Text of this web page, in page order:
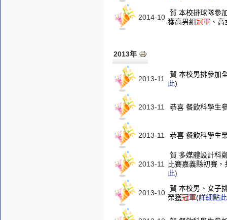
2014-10
賀 本校排球隊參
獲高男組冠軍 、
2013年
2013-11
賀 本校男排參加
此)
2013-11 恭喜 餐飲科學生
2013-11 恭喜 餐飲科學生
2013-11
賀 多媒體設計科
比賽嘉義縣初賽
此)
2013-10
賀 本校男、女子
榮獲冠軍(詳細點此